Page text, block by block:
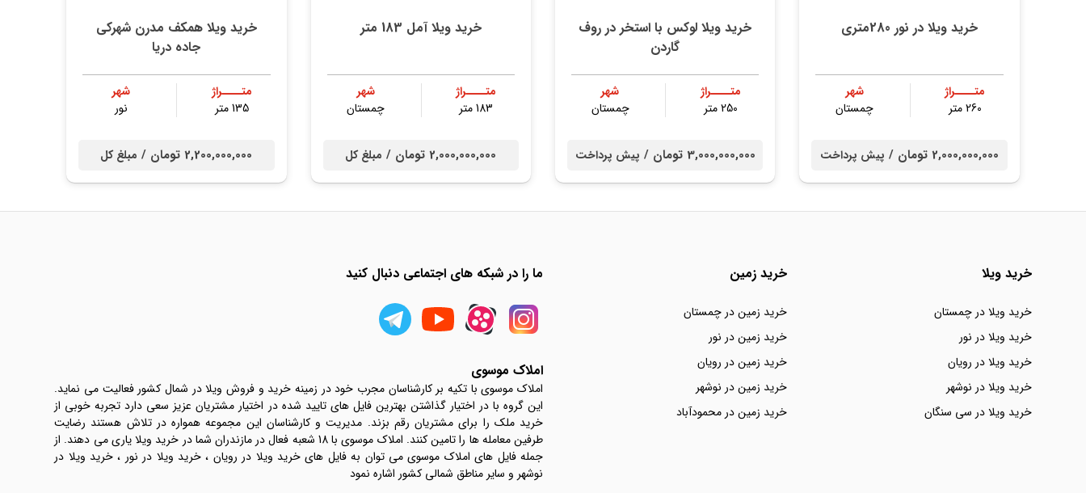
خرید ویلا در نور 280متری
متــــراژ
260 متر
شهر
چمستان
2,000,000,000 تومان / پیش پرداخت
خرید ویلا لوکس با استخر در روف
گاردن
متــــراژ
250 متر
شهر
چمستان
3,000,000,000 تومان / پیش پرداخت
خرید ویلا آمل 183 متر
متــــراژ
183 متر
شهر
چمستان
2,000,000,000 تومان / مبلغ کل
خرید ویلا همکف مدرن شهرکی
جاده دریا
متــــراژ
135 متر
شهر
نور
2,200,000,000 تومان / مبلغ کل
خرید ویلا
خرید ویلا در چمستان
خرید ویلا در نور
خرید ویلا در رویان
خرید ویلا در نوشهر
خرید ویلا در سی سنگان
خرید زمین
خرید زمین در چمستان
خرید زمین در نور
خرید زمین در رویان
خرید زمین در نوشهر
خرید زمین در محمودآباد
ما را در شبکه های اجتماعی دنبال کنید
املاک موسوی
املاک موسوی با تکیه بر کارشناسان مجرب خود در زمینه خرید و فروش ویلا در شمال کشور فعالیت می نماید.
این گروه با در اختیار گذاشتن بهترین فایل های تایید شده در اختیار مشتریان عزیز سعی دارد تجربه خوبی از
خرید ملک را برای مشتریان رقم بزند. مدیریت و کارشناسان این مجموعه همواره در تلاش هستند رضایت
طرفین معامله ها را تامین کنند. املاک موسوی با 18 شعبه فعال در مازندران شما در خرید ویلا یاری می دهند. از
جمله فایل های املاک موسوی می توان به فایل های خرید ویلا در رویان ، خرید ویلا در نور ، خرید ویلا در
نوشهر و سایر مناطق شمالی کشور اشاره نمود